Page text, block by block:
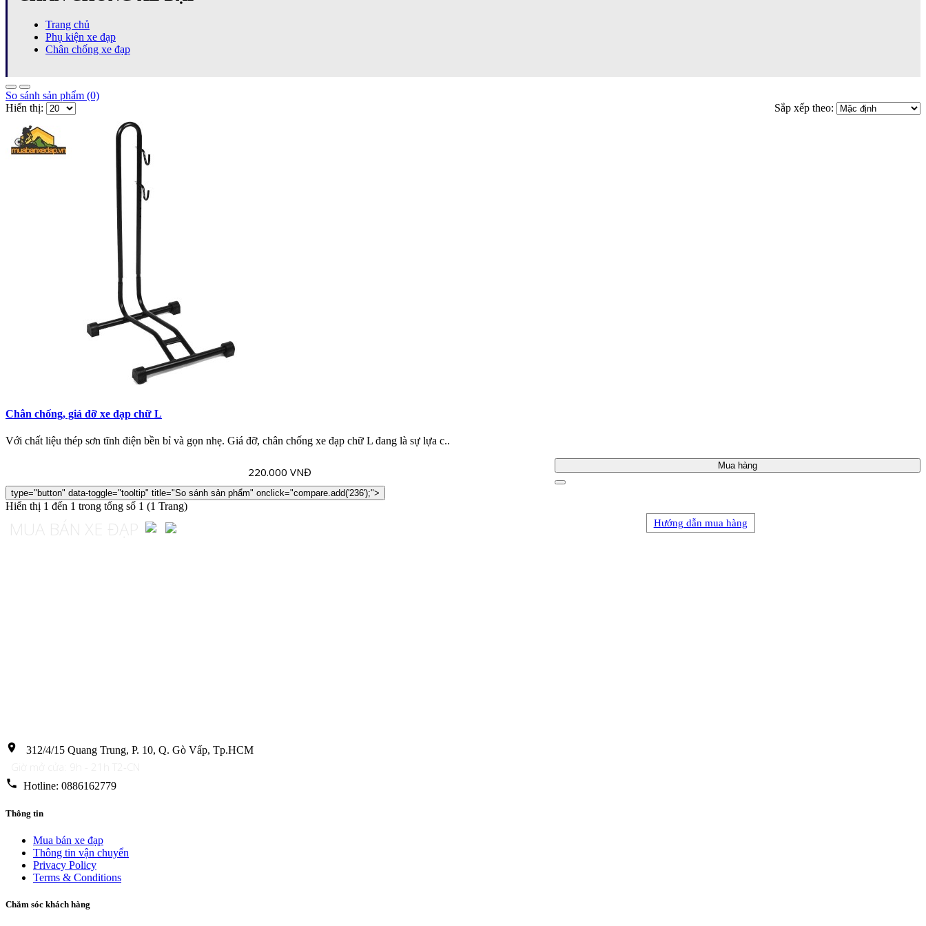
Trang chủ
Phụ kiện xe đạp
Chân chống xe đạp
So sánh sản phẩm (0)
Sắp xếp theo:
Hiển thị:
Chân chống, giá đỡ xe đạp chữ L
Với chất liệu thép sơn tĩnh điện bền bỉ và gọn nhẹ. Giá đỡ, chân chống xe đạp chữ L đang là sự lựa c..
220.000 VNĐ Mua hàng
type="button" data-toggle="tooltip" title="So sánh sản phẩm" onclick="compare.add('236');">
Hiển thị 1 đến 1 trong tổng số 1 (1 Trang)
Hướng dẫn mua hàng
location_on 312/4/15 Quang Trung, P. 10, Q. Gò Vấp, Tp.HCM
phone Hotline: 0886162779
Thông tin
Mua bán xe đạp
Thông tin vận chuyển
Privacy Policy
Terms & Conditions
Chăm sóc khách hàng